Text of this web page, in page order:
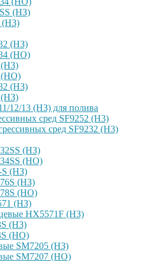
(НЗ)
(НЗ)
(НЗ)
(НО)
(НЗ)
(НО)
(НЗ)
(НЗ)
12/13 (НЗ) для полива
сред SF9252 (H3)
сред SF9232 (H3)
(НЗ)
(НО)
S (НЗ)
(НЗ)
(НО)
(НЗ)
HX5571F (НЗ)
(НЗ)
(НО)
SM7205 (НЗ)
SM7207 (НО)